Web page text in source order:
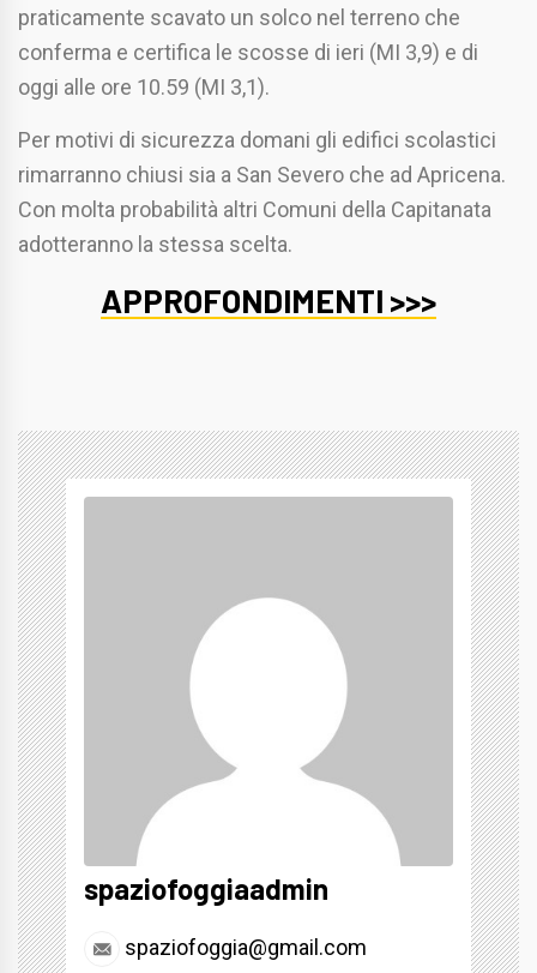
praticamente scavato un solco nel terreno che
conferma e certifica le scosse di ieri (MI 3,9) e di
oggi alle ore 10.59 (MI 3,1).
Per motivi di sicurezza domani gli edifici scolastici
rimarranno chiusi sia a San Severo che ad Apricena.
Con molta probabilità altri Comuni della Capitanata
adotteranno la stessa scelta.
APPROFONDIMENTI >>>
spaziofoggiaadmin
spaziofoggia@gmail.com